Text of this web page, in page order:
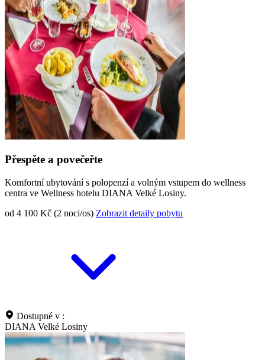
Přespěte a povečeřte
Komfortní ubytování s polopenzí a volným vstupem do wellness
centra ve Wellness hotelu DIANA Velké Losiny.
od 4 100 Kč (2 noci/os) Zobrazit detaily pobytu
Dostupné v :
DIANA Velké Losiny